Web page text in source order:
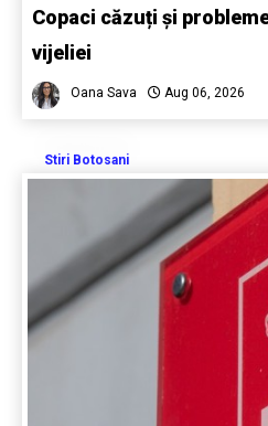
Copaci căzuți și
vijeliei
Oana Sava Aug 06, 2026
Stiri Botosani